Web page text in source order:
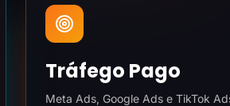
Tráfego Pago
Meta Ads, Google Ads e TikTok